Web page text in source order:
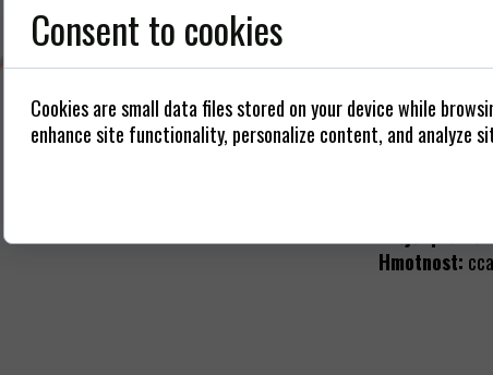
Kapacita (1
Impedance:
Odpor jádra:
Minimální
Hmotnost:
Consent to cookies
Cookies are small data files stored on your device while
enhance site functionality, personalize content, and analyze